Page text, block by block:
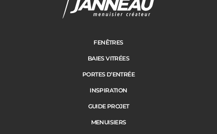
FENÊTRES
BAIES VITRÉES
PORTES D’ENTRÉE
INSPIRATION
GUIDE PROJET
MENUISIERS